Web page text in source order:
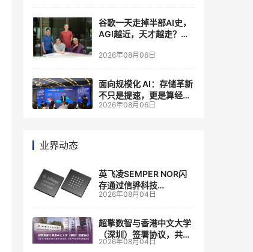
谷歌一天走掉半部AI史，
AGI越近，天才越走？大
自己的研发节奏
2026年08月06日
面向规模化 AI：存储革新
不只是提速，更是算经济
账
2026年08月06日
业界动态
英飞凌SEMPER NOR闪
存通过信骅科技
AST2700 BMC认证，全
管理
2026年08月04日
超擎数智与香港中文大学
（深圳）签署协议，共建
人工智能和边缘计算联合
2026年08月04日